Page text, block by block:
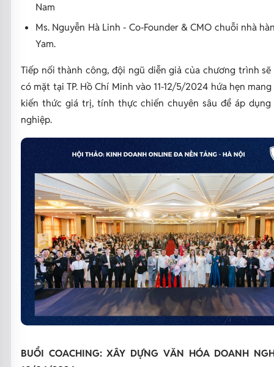
Nam
Ms. Nguyễn Hà Linh - Co-Founder & CMO chuỗi nhà
Yam.
Tiếp nối thành công, đội ngũ diễn giả của chương trình
có mặt tại TP. Hồ Chí Minh vào 11-12/5/2024 hứa hẹn
kiến thức giá trị, tính thực chiến chuyên sâu để áp dụng
nghiệp.
BUỔI COACHING: XÂY DỰNG VĂN HÓA DOANH